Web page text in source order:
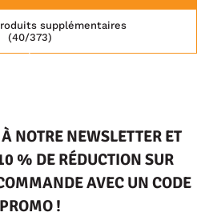
(40/373)
supplémentaires
NOTRE NEWSLETTER ET
% DE RÉDUCTION SUR
AVEC UN CODE
PROMO !